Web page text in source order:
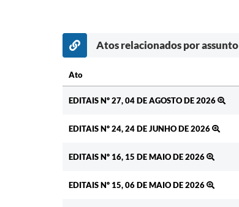
Atos relacionados por assunto
Ato
EDITAIS Nº 27, 04 DE AGOSTO DE 2026
EDITAIS Nº 24, 24 DE JUNHO DE 2026
EDITAIS Nº 16, 15 DE MAIO DE 2026
EDITAIS Nº 15, 06 DE MAIO DE 2026